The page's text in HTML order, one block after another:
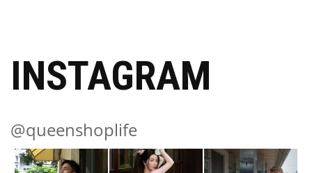
INSTAGRAM
@queenshoplife